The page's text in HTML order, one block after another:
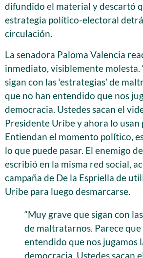
difundido el material y descartó
estrategia político-electoral
circulación.
La senadora Paloma Valencia
inmediato, visiblemente molesta.
sigan con las ‘estrategias’ de
que no han entendido que nos
democracia. Ustedes sacan el
Presidente Uribe y ahora lo
Entiendan el momento político,
lo que puede pasar. El enemigo
escribió en la misma red social,
campaña de De la Espriella de
Uribe para luego desmarcarse.
“Muy grave que sigan con las
de maltratarnos. Parece que
entendido que nos jugamos
democracia. Ustedes sacan